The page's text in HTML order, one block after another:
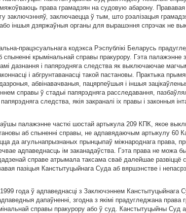
права грамадзян на судовую абарону.
заключэнняў, заключаецца ў тым, што рэалiзацыя
iншыя дзяржаўныя органы для вырашэння спрэчак не
працэсуальнага кодэкса Рэспублiкi Беларусь
спыненнi крымiнальнай справы пракурору. Гэта палажэнне
дазнання i папярэдняга следства як выключаючае
i абгрунтаванасцi такой пастановы. Практыка
абвiнавачваныя, пацярпеўшыя i iншыя
справы ў стадыi папярэдняга расследавання,
следства, якiя закраналi iх правы i законныя
палажэнне часткi шостай артыкула 209 КПК, якое
аб спыненнi справы, не адпавядаючым артыкулу 60
да агульнапрызнаных прынцыпаў мiжнароднага права,
адпаведнасць iм заканадаўства. Гэта права не можа
справе атрымала таксама сваё далейшае
пазiцыя Канстытуцыйнага Суда аб вяршэнстве i
года ў адпаведнасцi з Заключэннем Канстытуцыйнага
дапаўненнi, згодна з якiмi прадугледжана права
справы пракурору або ў суд. Канстытуцыйны Суд